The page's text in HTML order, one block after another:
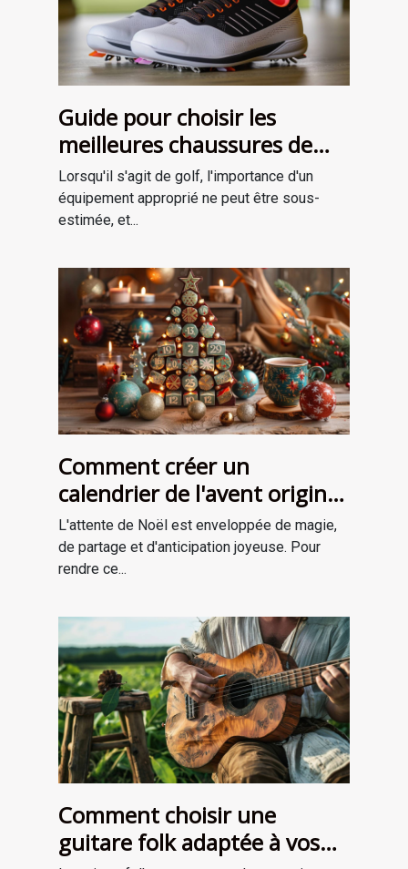
Guide pour choisir les
meilleures chaussures de
golf adaptées à votre style
de jeu
Lorsqu'il s'agit de golf, l'importance d'un
équipement approprié ne peut être sous-
estimée, et...
Comment créer un
calendrier de l'avent original
pour attendre Noël
L'attente de Noël est enveloppée de magie,
de partage et d'anticipation joyeuse. Pour
rendre ce...
Comment choisir une
guitare folk adaptée à vos